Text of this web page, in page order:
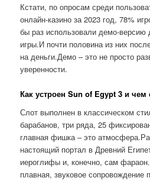
Кстати, по опросам среди
онлайн-казино за 2023 год, 78%
бы раз использовали демо-версию
игры.И почти половина из них
на деньги.Демо – это не просто
уверенности.
Как устроен Sun of Egypt 3 и чем
Слот выполнен в классическом
барабанов, три ряда, 25
главная фишка – это
настоящий портал в Древний
иероглифы и, конечно, сам
плавная, звуковое сопровождение